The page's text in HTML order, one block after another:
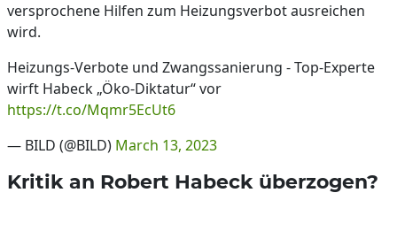
versprochene Hilfen zum Heizungsverbot ausreichen
wird.
Heizungs-Verbote und Zwangssanierung - Top-Experte
wirft Habeck „Öko-Diktatur“ vor
https://t.co/Mqmr5EcUt6
— BILD (@BILD) March 13, 2023
Kritik an Robert Habeck überzogen?